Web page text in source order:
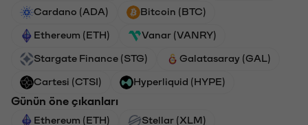
Cardano (ADA) Bitcoin (BTC)
Ethereum (ETH) Vanar (VANRY)
Stargate Finance (STG) Galatasaray (GAL)
Cartesi (CTSI) Hyperliquid (HYPE)
Günün öne çıkanları
Ethereum (ETH) Stellar (XLM)